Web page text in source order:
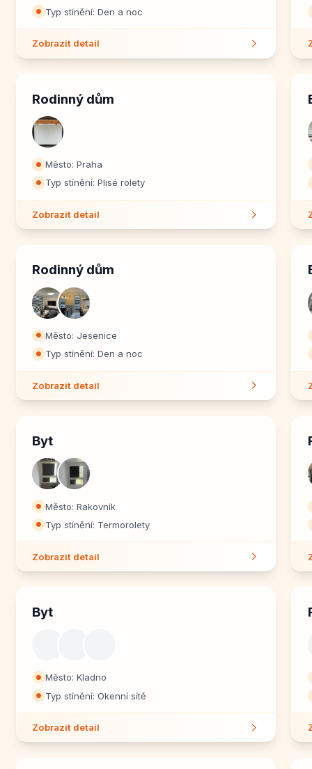
⏺ Typ stínění: Den a noc
Zobrazit detail
Rodinný dům
⏺ Město: Praha
⏺ Typ stínění: Plisé rolety
Zobrazit detail
Rodinný dům
⏺ Město: Jesenice
⏺ Typ stínění: Den a noc
Zobrazit detail
Byt
⏺ Město: Rakovník
⏺ Typ stínění: Termorolety
Zobrazit detail
Byt
⏺ Město: Kladno
⏺ Typ stínění: Okenní sítě
Zobrazit detail